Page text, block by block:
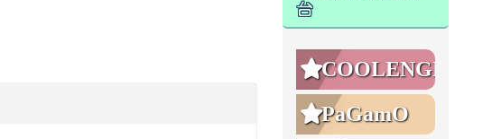
台
COOLENGLISH
PaGamO